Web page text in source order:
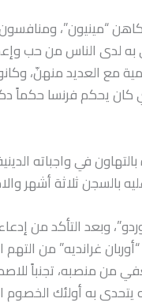
“مينيون”،
لدى الناس من حب
مع العديد منهنّ،
يحكم فرنسا حكماً
في واجباته
وبعد التأكد من
حكم القضاء عام “1631” بتبرئة
من منصبه، تجنباً
به أولئك الخصوم